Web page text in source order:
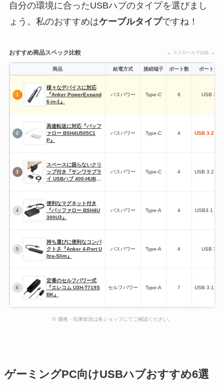
自分の環境に合ったUSBハブのタイプを選びまし
ょう。私のおすすめはケーブルタイプですね！
おすすめ商品スペック比較 ← スクロールで比較 →
商品 給電方式 接続端子 ポート数 ポート規格
1
様々なデバイスに対応
『Anker PowerExpand
6-in-1』
バスパワー Type-C 6 USB 3.0
2
高速転送に対応『バッフ
ァロー BSH4U505C1
P』
バスパワー Type-C 4 USB 3.2
3
スペースに困らないクリ
ップ付き『サンワサプラ
イ USBハブ 400-HUBC0
バスパワー Type-C 4 USB 3.2
4
便利なマグネット付き
『バッファロー BSH4U
300U3』
バスパワー Type-A 4 USB3.1
5
持ち運びに便利なコンパ
クトさ『Anker 4-Port U
ltra-Slim』
バスパワー Type-A 4 USB 3.0
6
定番のセルフパワー式
『エレコム U3H-T719S
BK』
セルフパワー Type-A 7 USB 3.1
※ 価格・在庫状況は各ショップにてご確認ください。
ゲーミングPC向けUSBハブおすすめ6選